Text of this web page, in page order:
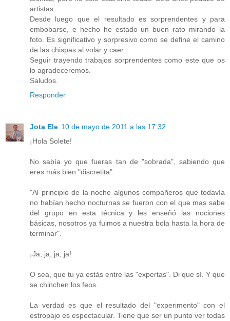
artistas.
Desde luego que el resultado es sorprendentes y para
embobarse, e hecho he estado un buen rato mirando la
foto. Es significativo y sorpresivo como se define el camino
de las chispas al volar y caer.
Seguir trayendo trabajos sorprendentes como este que os
lo agradeceremos.
Saludos.
Responder
Jota Ele 10 de mayo de 2011 a las 17:32
¡Hola Solete!
No sabía yo que fueras tan de "sobrada", sabiendo que
eres más bien "discretita".
"Al principio de la noche algunos compañeros que todavía
no habían hecho nocturnas se fueron con el que mas sabe
del grupo en esta técnica y les enseñó las nociones
básicas, nosotros ya fuimos a nuestra bola hasta la hora de
terminar".
¡Ja, ja, ja, ja!
O sea, que tu ya estás entre las "expertas". Di que sí. Y que
se chinchen los feos.
La verdad es que el resultado del "experimento" con el
estropajo es espectacular. Tiene que ser un punto ver todas